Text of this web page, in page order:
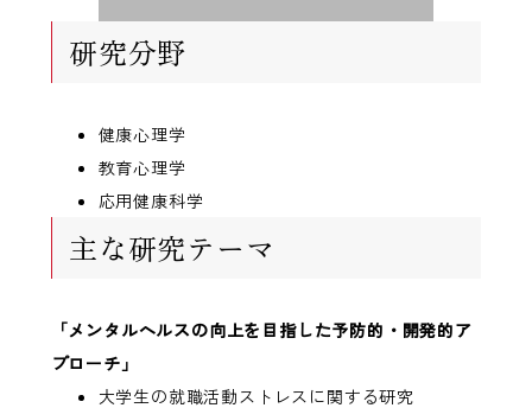
研究分野
健康心理学
教育心理学
応用健康科学
主な研究テーマ
「メンタルヘルスの向上を目指した予防的・開発的ア
プローチ」
大学生の就職活動ストレスに関する研究